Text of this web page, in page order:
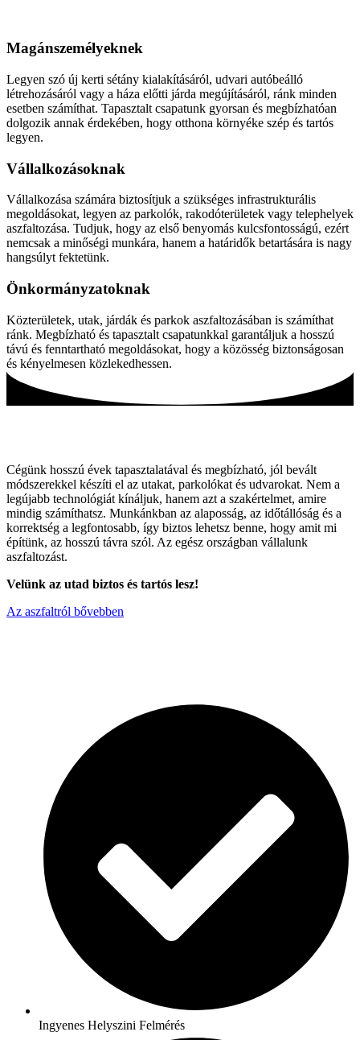
Magánszemélyeknek
Legyen szó új kerti sétány kialakításáról, udvari autóbeálló
létrehozásáról vagy a háza előtti járda megújításáról, ránk minden
esetben számíthat. Tapasztalt csapatunk gyorsan és megbízhatóan
dolgozik annak érdekében, hogy otthona környéke szép és tartós
legyen.
Vállalkozásoknak
Vállalkozása számára biztosítjuk a szükséges infrastrukturális
megoldásokat, legyen az parkolók, rakodóterületek vagy telephelyek
aszfaltozása. Tudjuk, hogy az első benyomás kulcsfontosságú, ezért
nemcsak a minőségi munkára, hanem a határidők betartására is nagy
hangsúlyt fektetünk.
Önkormányzatoknak
Közterületek, utak, járdák és parkok aszfaltozásában is számíthat
ránk. Megbízható és tapasztalt csapatunkkal garantáljuk a hosszú
távú és fenntartható megoldásokat, hogy a közösség biztonságosan
és kényelmesen közlekedhessen.
Cégünk hosszú évek tapasztalatával és megbízható, jól bevált
módszerekkel készíti el az utakat, parkolókat és udvarokat. Nem a
legújabb technológiát kínáljuk, hanem azt a szakértelmet, amire
mindig számíthatsz. Munkánkban az alaposság, az időtállóság és a
korrektség a legfontosabb, így biztos lehetsz benne, hogy amit mi
építünk, az hosszú távra szól. Az egész országban vállalunk
aszfaltozást.
Velünk az utad biztos és tartós lesz!
Az aszfaltról bővebben
Ingyenes Helyszini Felmérés